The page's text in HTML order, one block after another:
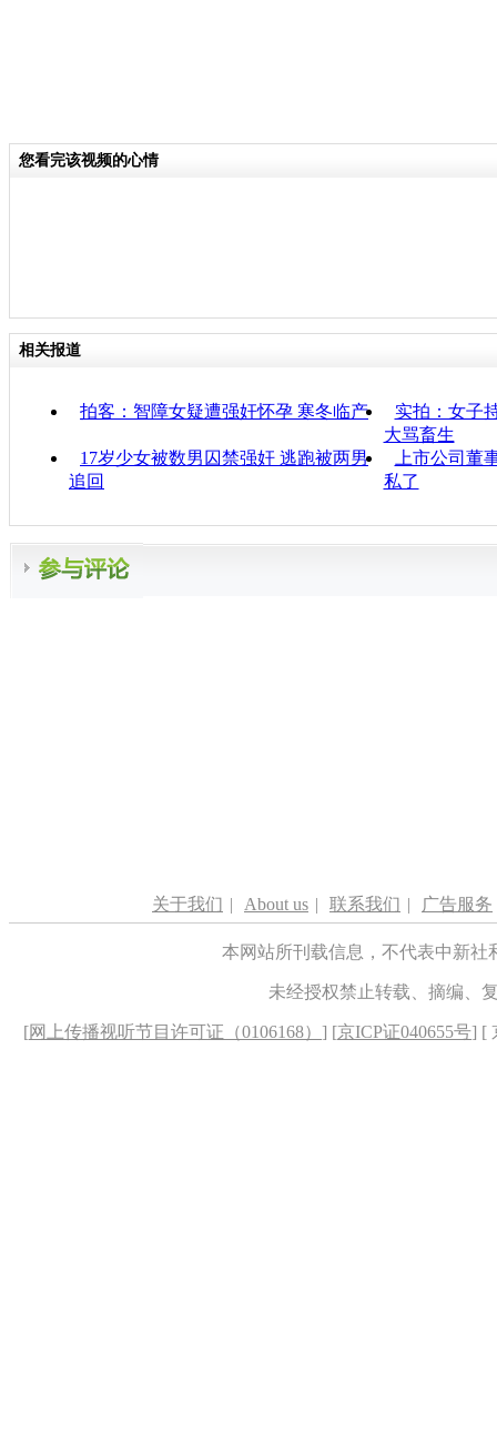
您看完该视频的心情
相关报道
拍客：智障女疑遭强奸怀孕 寒冬临产
实拍：女子
大骂畜生
17岁少女被数男囚禁强奸 逃跑被两男
追回
上市公司董
私了
关于我们 | About us | 联系我们 | 广告服务
本网站所刊载信息，不代表中新
未经授权禁止转载、摘编、
[网上传播视听节目许可证（0106168） ] [京ICP证040655号] [